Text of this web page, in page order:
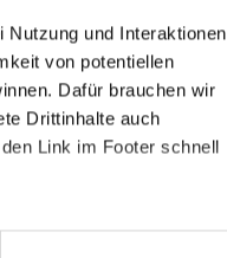
Nutzung und Interaktionen
von potentiellen
Dafür brauchen wir
Drittinhalte auch
Link im Footer schnell